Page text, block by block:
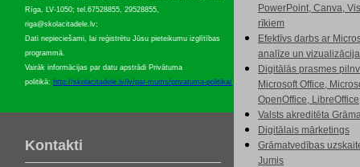
Rīga, LV-1050; tel.67528855, 29528855,
riga@skolacitadele.lv;
Dati nepieciešami, lai reģistrētu Jūsu pieteikumu izglītības
programmā.
Vairāk informācijas par datu apstrādi Privātuma
politikā: http://skolacitadele.lv/lv/par-mums/privatuma-politika/
Kontakti
PowerPoint, Canva,
rīkiem
Efektīvs darbs ar
analīze un vizualizācija
Digitālās prasmes
Microsoft Office,
OpenOffice,
Valsts akreditēta
Digitālais mārketings
Grāmatvedības
Jumis